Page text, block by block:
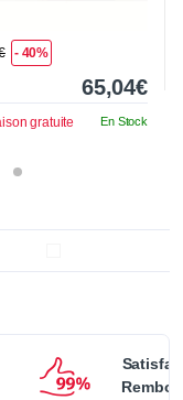
- 40%
65,04€
gratuite En Stock